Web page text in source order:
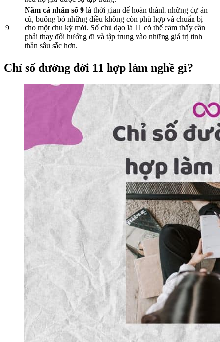
9
Năm cá nhân số 9 là thời gian để hoàn thành những dự án
cũ, buông bỏ những điều không còn phù hợp và chuẩn bị
cho một chu kỳ mới. Số chủ đạo là 11 có thể cảm thấy cần
phải thay đổi hướng đi và tập trung vào những giá trị tinh
thần sâu sắc hơn.
Chỉ số đường đời 11 hợp làm nghề gì?